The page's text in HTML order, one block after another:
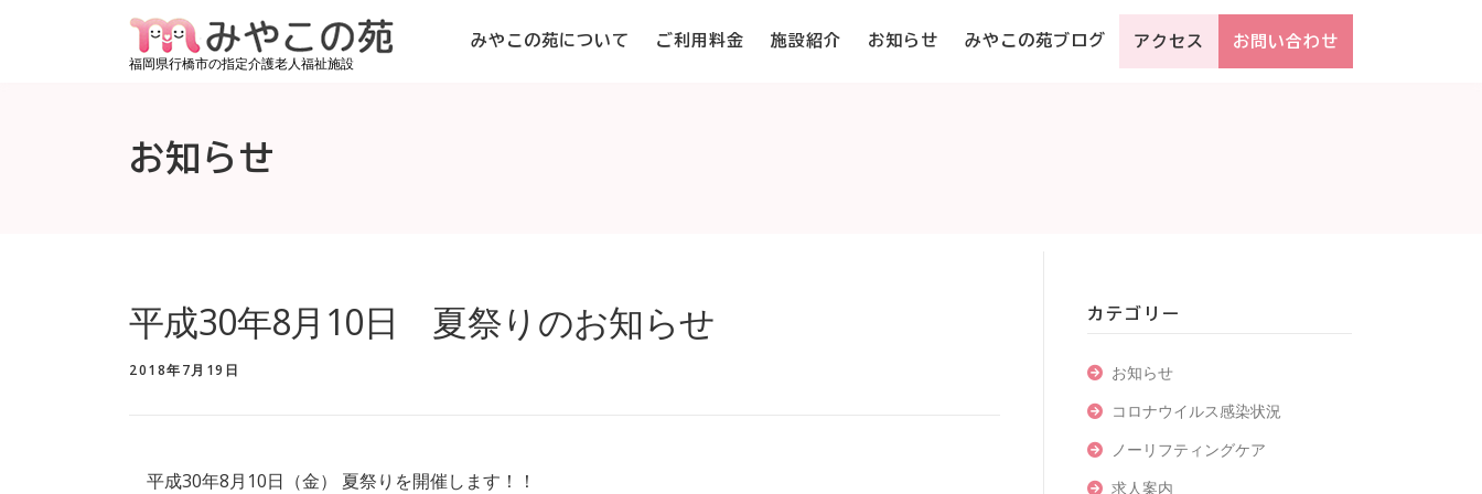
コンテンツへスキップ
福岡県行橋市の指定介護老人福祉施設
みやこの苑について ご利用料金 施設紹介 お知らせ みやこの苑ブログ アクセス お問い合わせ
お知らせ
平成30年8月10日 夏祭りのお知らせ
2018年7月19日
平成30年8月10日（金） 夏祭りを開催します！！
カテゴリー
お知らせ
コロナウイルス感染状況
ノーリフティングケア
求人案内